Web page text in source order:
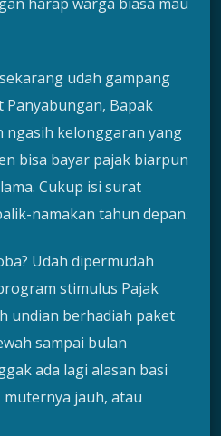
udah gampang
Panyabungan, Bapak
ngasih kelonggaran yang
bisa bayar pajak biarpun
Cukup isi surat
namakan tahun depan.
Udah dipermudah
stimulus Pajak
undian berhadiah paket
sampai bulan
ada lagi alasan basi
jauh, atau